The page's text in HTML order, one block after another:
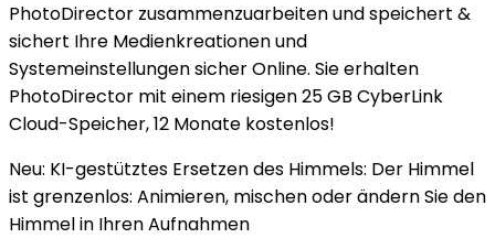
PhotoDirector zusammenzuarbeiten und speichert &
sichert Ihre Medienkreationen und
Systemeinstellungen sicher Online. Sie erhalten
PhotoDirector mit einem riesigen 25 GB CyberLink
Cloud-Speicher, 12 Monate kostenlos!
Neu: KI-gestütztes Ersetzen des Himmels: Der Himmel
ist grenzenlos: Animieren, mischen oder ändern Sie den
Himmel in Ihren Aufnahmen